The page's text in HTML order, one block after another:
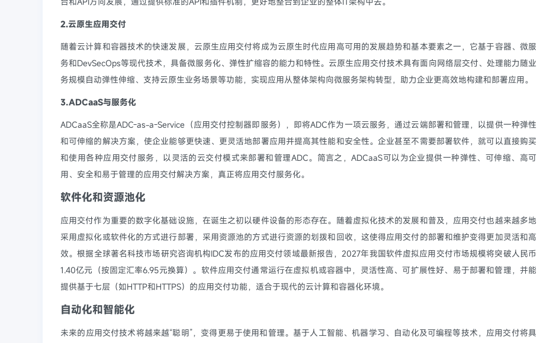
2.云原生应用交付
随着云计算和容器技术的快速发展，云原生应用交付将成为云原生时代应用高可用的发展趋势和基本要素之一，它基于容器、微服
务和DevSecOps等现代技术，具备微服务化、弹性扩缩容的能力和特性。云原生应用交付技术具有面向网络层交付、处理能力随业
务规模自动弹性伸缩、支持云原生业务场景等功能，实现应用从整体架构向微服务架构转型，助力企业更高效地构建和部署应用。
3.ADCaaS与服务化
ADCaaS全称是ADC-as-a-Service（应用交付控制器即服务），即将ADC作为一项云服务，通过云端部署和管理，以提供一种弹性
和可伸缩的解决方案，使企业能够更快速、更灵活地部署应用并提高其性能和安全性。企业甚至不需要部署软件，就可以直接购买
和使用各种应用交付服务，以灵活的云交付模式来部署和管理ADC。简言之，ADCaaS可以为企业提供一种弹性、可伸缩、高可
用、安全和易于管理的应用交付解决方案，真正将应用交付服务化。
软件化和资源池化
应用交付作为重要的数字化基础设施，在诞生之初以硬件设备的形态存在。随着虚拟化技术的发展和普及，应用交付也越来越多地
采用虚拟化或软件化的方式进行部署，采用资源池的方式进行资源的划拨和回收，这使得应用交付的部署和维护变得更加灵活和高
效。根据全球著名科技市场研究咨询机构IDC发布的应用交付领域最新报告，2027年我国软件虚拟应用交付市场规模将突破人民币
1.40亿元（按固定汇率6.95元换算）。软件应用交付通常运行在虚拟机或容器中，灵活性高、可扩展性好、易于部署和管理，并能
提供基于七层（如HTTP和HTTPS）的应用交付功能，适合于现代的云计算和容器化环境。
自动化和智能化
未来的应用交付技术将越来越“聪明”，变得更易于使用和管理。基于人工智能、机器学习、自动化及可编程等技术，应用交付将具